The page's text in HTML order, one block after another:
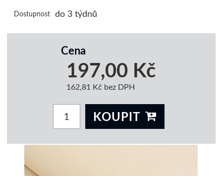
Dostupnost do 3 týdnů
Cena
197,00 Kč
162,81 Kč bez DPH
KOUPIT